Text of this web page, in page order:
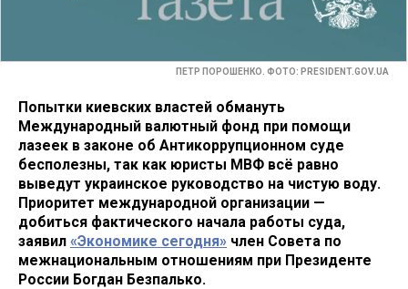
ПЕТР ПОРОШЕНКО. ФОТО: PRESIDENT.GOV.UA
Попытки киевских властей обмануть
Международный валютный фонд при помощи
лазеек в законе об Антикоррупционном суде
бесполезны, так как юристы МВФ всё равно
выведут украинское руководство на чистую воду.
Приоритет международной организации —
добиться фактического начала работы суда,
заявил «Экономике сегодня» член Совета по
межнациональным отношениям при Президенте
России Богдан Безпалько.